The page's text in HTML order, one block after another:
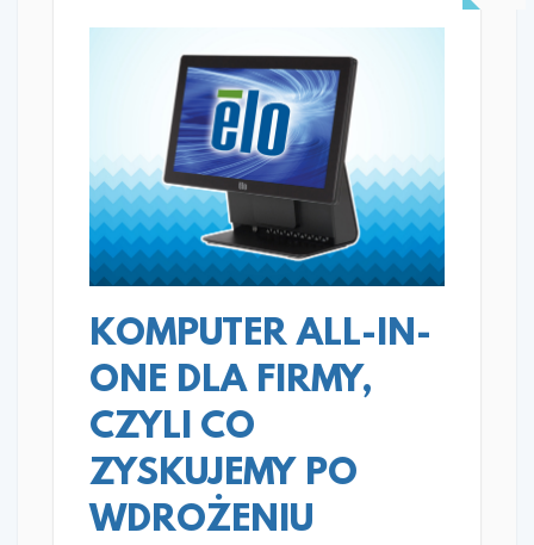
READ MORE
KOMPUTER ALL-IN-
ONE DLA FIRMY,
CZYLI CO
ZYSKUJEMY PO
WDROŻENIU